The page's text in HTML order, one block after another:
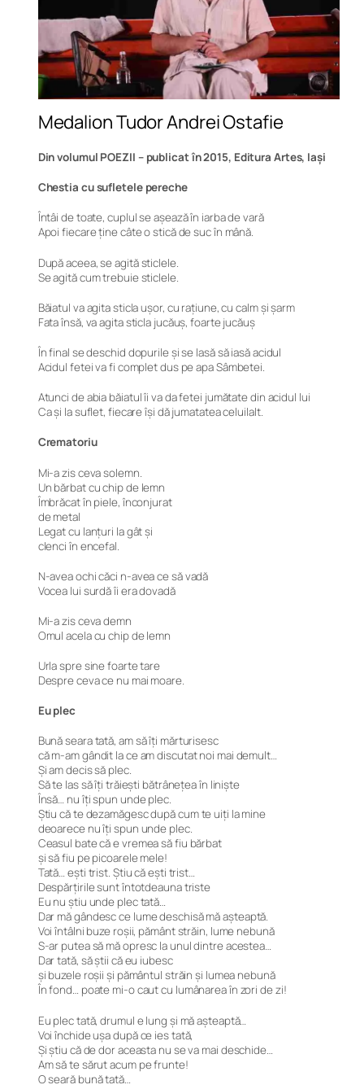
Medalion Tudor Andrei Ostafie
Din volumul POEZII – publicat în 2015, Editura Artes, Iași
Chestia cu sufletele pereche
Întâi de toate, cuplul se așează în iarba de vară
Apoi fiecare ține câte o stică de suc în mână.
După aceea, se agită sticlele.
Se agită cum trebuie sticlele.
Băiatul va agita sticla ușor, cu rațiune, cu calm și șarm
Fata însă, va agita sticla jucăuș, foarte jucăuș
În final se deschid dopurile și se lasă să iasă acidul
Acidul fetei va fi complet dus pe apa Sâmbetei.
Atunci de abia băiatul îi va da fetei jumătate din acidul lui
Ca și la suflet, fiecare își dă jumatatea celuilalt.
Crematoriu
Mi-a zis ceva solemn.
Un bărbat cu chip de lemn
Îmbrăcat în piele, înconjurat
de metal
Legat cu lanțuri la gât și
clenci în encefal.
N-avea ochi căci n-avea ce să vadă
Vocea lui surdă îi era dovadă
Mi-a zis ceva demn
Omul acela cu chip de lemn
Urla spre sine foarte tare
Despre ceva ce nu mai moare.
Eu plec
Bună seara tată, am să îți mărturisesc
că m-am gândit la ce am discutat noi mai demult…
Și am decis să plec.
Să te las să îți trăiești bătrânețea în liniște
Însă… nu îți spun unde plec.
Știu că te dezamăgesc după cum te uiți la mine
deoarece nu îți spun unde plec.
Ceasul bate că e vremea să fiu bărbat
și să fiu pe picoarele mele!
Tată… ești trist. Știu că ești trist…
Despărțirile sunt întotdeauna triste
Eu nu știu unde plec tată…
Dar mă gândesc ce lume deschisă mă așteaptă.
Voi întâlni buze roșii, pământ străin, lume nebună
S-ar putea să mă opresc la unul dintre acestea…
Dar tată, să știi că eu iubesc
și buzele roșii și pământul străin și lumea nebună
În fond… poate mi-o caut cu lumânarea în zori de zi!
Eu plec tată, drumul e lung și mă așteaptă…
Voi închide ușa după ce ies tată,
Și știu că de dor aceasta nu se va mai deschide…
Am să te sărut acum pe frunte!
O seară bună tată…